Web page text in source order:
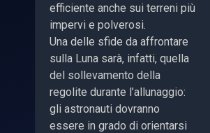
efficiente anche sui terreni più
impervi e polverosi.
Una delle sfide da affrontare
sulla Luna sarà, infatti, quella
del sollevamento della
regolite durante l’allunaggio:
gli astronauti dovranno
essere in grado di orientarsi